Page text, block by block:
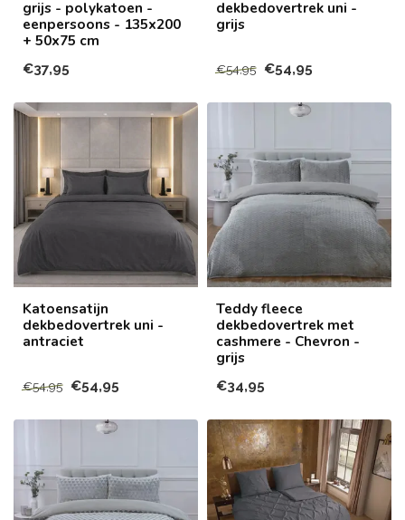
grijs - polykatoen -
eenpersoons - 135x200
+ 50x75 cm
€37,95
dekbedovertrek uni -
grijs
€54,95 €54,95
Katoensatijn
dekbedovertrek uni -
antraciet
€54,95 €54,95
Teddy fleece
dekbedovertrek met
cashmere - Chevron -
grijs
€34,95